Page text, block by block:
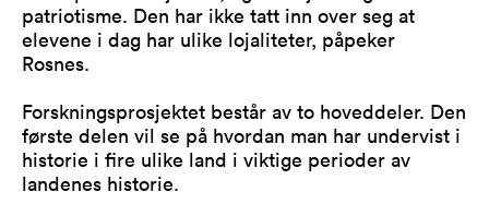
patriotisme. Den har ikke tatt inn over seg at
elevene i dag har ulike lojaliteter, påpeker
Rosnes.
Forskningsprosjektet består av to hoveddeler. Den
første delen vil se på hvordan man har undervist i
historie i fire ulike land i viktige perioder av
landenes historie.